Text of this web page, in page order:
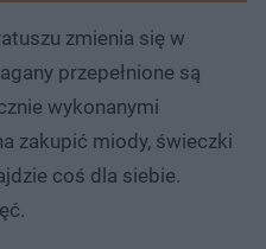
zmienia się w
przepełnione są
wykonanymi
zakupić miody, świeczki
coś dla siebie.